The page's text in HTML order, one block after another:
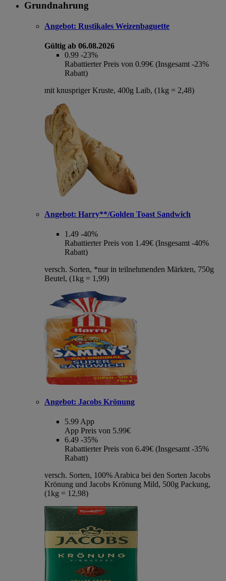
Grundnahrung
Angebot: Rustikales Weizenbaguette
Gültig ab 06.08.2026
0.99 -23%
Rabattierter Preis von 0.99€ (Insgesamt -23%
Rabatt)
mit knuspriger Kruste, 400g Laib, (1kg = 2,48)
Angebot: Harry**/Golden Toast Sandwich
1.49 -40%
Rabattierter Preis von 1.49€ (Insgesamt -40%
Rabatt)
versch. Sorten, *nur in teilnehmenden Märkten, 750g
Beutel, (1kg = 1,99)
Angebot: Jacobs Krönung
5.99App
App Preis von 5.99€
6.49 -35%
Rabattierter Preis von 6.49€ (Insgesamt -35%
Rabatt)
versch. Sorten, 100% Arabica bei den Sorten Jacobs
Krönung und Jacobs Krönung Mild, 500g Packung,
(1kg = 12,98)